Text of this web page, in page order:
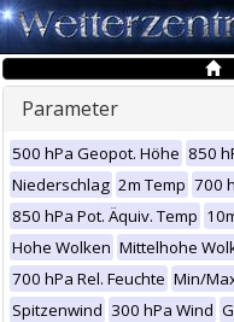
Parameter
500 hPa Geopot. Höhe 850
Niederschlag 2m Temp 700
850 hPa Pot. Äquiv. Temp
Hohe Wolken Mittelhohe
700 hPa Rel. Feuchte Min/
Spitzenwind 300 hPa Wind